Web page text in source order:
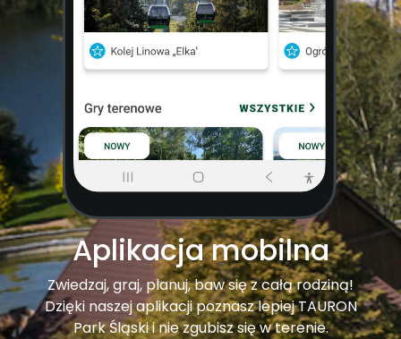
Aplikacja mobilna
Zwiedzaj, graj, planuj, baw się z całą rodziną!
Dzięki naszej aplikacji poznasz lepiej TAURON
Park Śląski i nie zgubisz się w terenie.